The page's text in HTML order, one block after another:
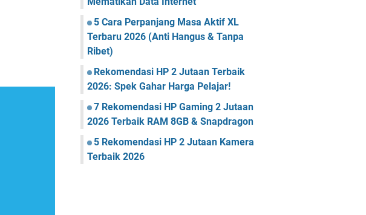
5 Cara Perpanjang Masa Aktif XL
Terbaru 2026 (Anti Hangus & Tanpa
Ribet)
Rekomendasi HP 2 Jutaan Terbaik
2026: Spek Gahar Harga Pelajar!
7 Rekomendasi HP Gaming 2 Jutaan
2026 Terbaik RAM 8GB & Snapdragon
5 Rekomendasi HP 2 Jutaan Kamera
Terbaik 2026